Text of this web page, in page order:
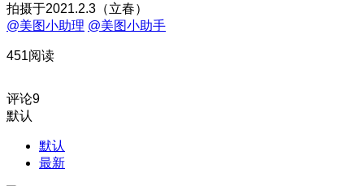
拍摄于2021.2.3（立春）
@美图小助理 @美图小助手
451阅读
评论9
默认
默认
最新